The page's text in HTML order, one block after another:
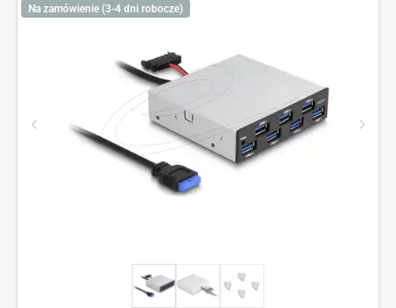
Na zamówienie (3-4 dni robocze)